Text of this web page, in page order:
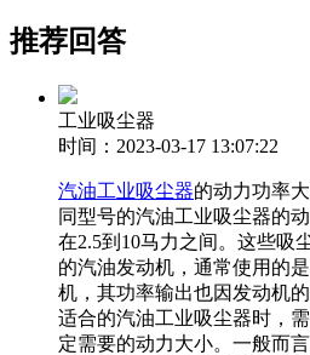
推荐回答
工业吸尘器
时间：2023-03-17 13:07:22
汽油工业吸尘器的动力功率
同型号的汽油工业吸尘器的
在2.5到10马力之间。这些吸
的汽油发动机，通常使用的
机，其功率输出也因发动机
适合的汽油工业吸尘器时，
定需要的动力大小。一般而